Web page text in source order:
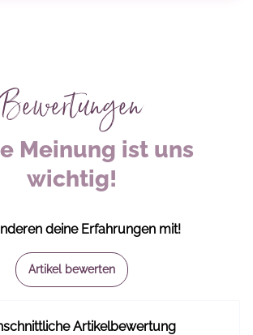
Bewertungen
Meinung ist uns
wichtig!
Artikelbewertung
deine Erfahrungen mit!
Artikel bewerten